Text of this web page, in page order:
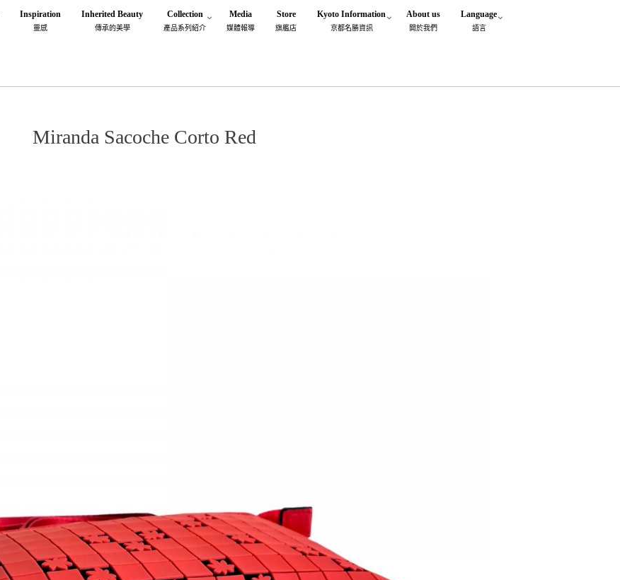
Inspiration
靈感
Inherited Beauty
傳承的美學
Collection
產品系列紹介
Media
媒體報導
Store
旗艦店
Kyoto Information
京都名勝資訊
About us
閞於我們
Language
語言
Miranda Sacoche Corto Red